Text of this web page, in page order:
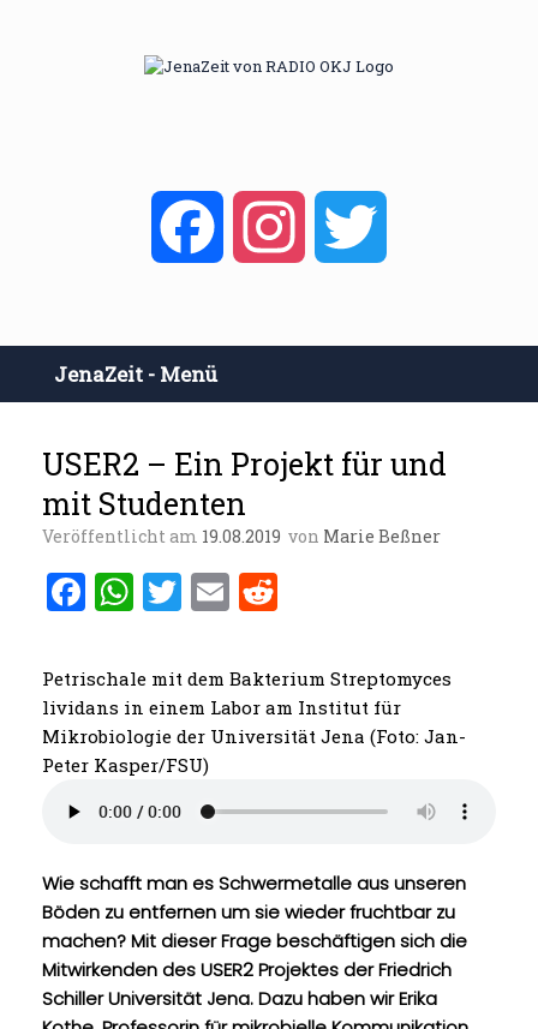
Facebook Instagram
JenaZeit - Menü
USER2 – Ein Projekt für und
mit Studenten
Veröffentlicht am 19.08.2019 von Marie Beßner
F
ce
b
o
o
k
W
at
s
A
p
p
T
it
te
r
E
ai
l
d
di
t
Petrischale mit dem Bakterium Streptomyces
lividans in einem Labor am Institut für
Mikrobiologie der Universität Jena (Foto: Jan-
Peter Kasper/FSU)
Wie schafft man es Schwermetalle aus unseren
Böden zu entfernen um sie wieder fruchtbar zu
machen? Mit dieser Frage beschäftigen sich die
Mitwirkenden des USER2 Projektes der Friedrich
Schiller Universität Jena. Dazu haben wir Erika